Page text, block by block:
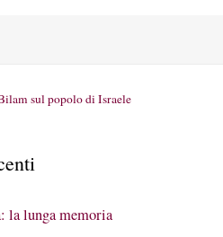
sul popolo di Israele
la lunga memoria